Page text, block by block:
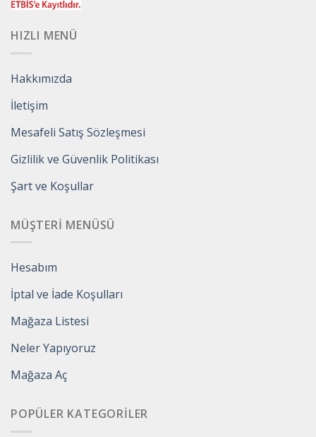
HIZLI MENÜ
Hakkımızda
İletişim
Mesafeli Satış Sözleşmesi
Gizlilik ve Güvenlik Politikası
Şart ve Koşullar
MÜŞTERI MENÜSÜ
Hesabım
İptal ve İade Koşulları
Mağaza Listesi
Neler Yapıyoruz
Mağaza Aç
POPÜLER KATEGORILER